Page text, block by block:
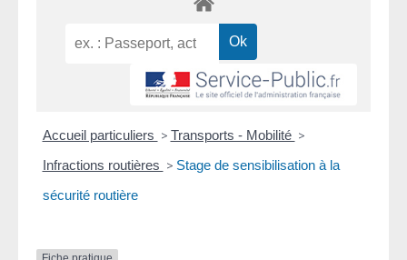
Accueil particuliers > Transports - Mobilité >
Infractions routières > Stage de sensibilisation à la
sécurité routière